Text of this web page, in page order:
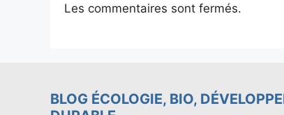
Les commentaires sont fermés.
BLOG ÉCOLOGIE, BIO,